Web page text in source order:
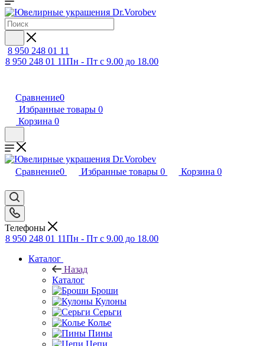
8 950 248 01 11
8 950 248 01 11Пн - Пт с 9.00 до 18.00
Сравнение0
Избранные товары 0
Корзина 0
Сравнение0 Избранные товары 0 Корзина 0
Телефоны
8 950 248 01 11Пн - Пт с 9.00 до 18.00
Каталог
Назад
Каталог
Броши
Кулоны
Серьги
Колье
Пины
Цепи